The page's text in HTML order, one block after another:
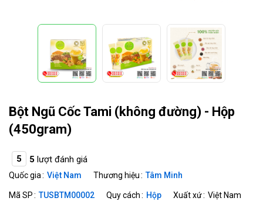
Bột Ngũ Cốc Tami (không đường) - Hộp
(450gram)
5 5 lượt đánh giá
Quốc gia Việt Nam Thương hiệu Tâm Minh
Mã SP TUSBTM00002 Quy cách Hộp Xuất xứ Việt Nam